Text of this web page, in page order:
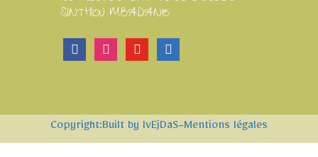
SINTHIOU MBADANE
facebookinstagramyoutubelinkedin
Copyright:Built by IvEjDaS-Mentions légales